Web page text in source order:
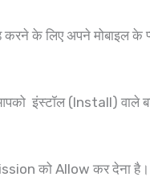
के लिए अपने मोबाइल के
इंस्टॉल (Install) वाले
को Allow कर देना है।